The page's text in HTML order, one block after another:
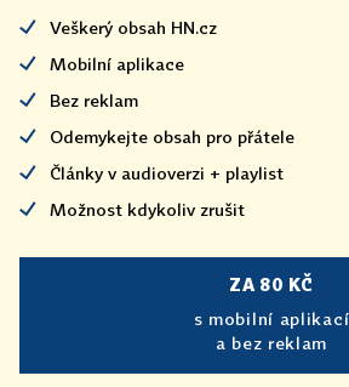
Veškerý obsah HN.cz
Mobilní aplikace
Bez reklam
Odemykejte obsah pro přátele
Články v audioverzi + playlist
Možnost kdykoliv zrušit
ZA 80 KČ
s mobilní aplikací
a bez reklam